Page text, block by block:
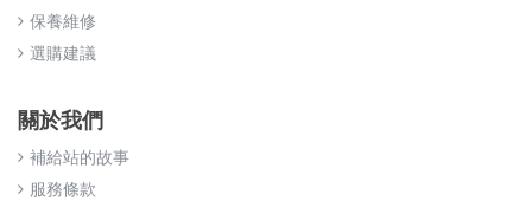
保養維修
選購建議
關於我們
補給站的故事
服務條款